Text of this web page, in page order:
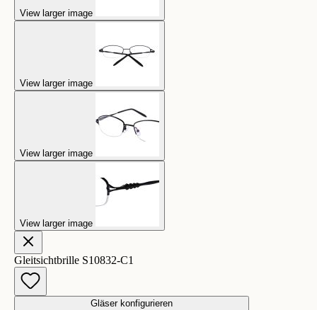
View larger image
View larger image
View larger image
View larger image
Gleitsichtbrille S10832-C1
Gläser konfigurieren